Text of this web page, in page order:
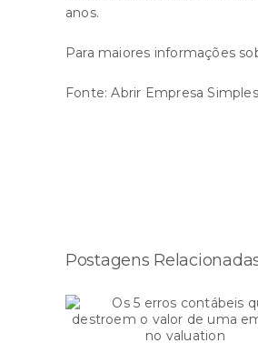
anos.
Para maiores informações
Fonte:Abrir Empresa Simples
Postagens